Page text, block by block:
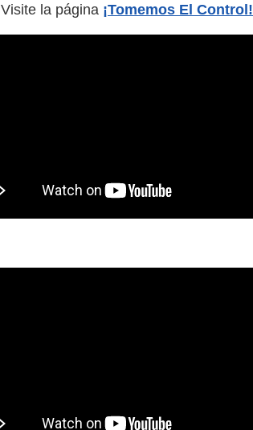
Visite la página ¡Tomemos El Control!